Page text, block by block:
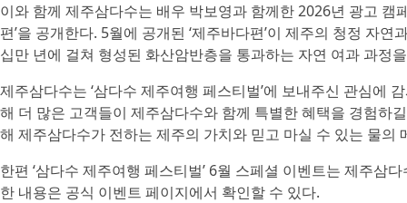
이와 함께 제주삼다수는 배우 박보영과 함께한 2026년 광고 캠
편’을 공개한다. 5월에 공개된 ‘제주바다편’이 제주의 청정 자
십만 년에 걸쳐 형성된 화산암반층을 통과하는 자연 여과 과정
제주삼다수는 ‘삼다수 제주여행 페스티벌’에 보내주신 관심에
해 더 많은 고객들이 제주삼다수와 함께 특별한 혜택을 경험하
해 제주삼다수가 전하는 제주의 가치와 믿고 마실 수 있는 물의
한편 ‘삼다수 제주여행 페스티벌’ 6월 스페셜 이벤트는 제주삼
한 내용은 공식 이벤트 페이지에서 확인할 수 있다.